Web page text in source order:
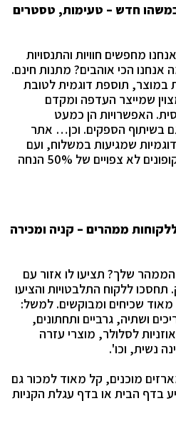
חדש – טעימות, טסטרים
מחפשים חוויות והתנסויות
אנחנו הכי אוהבים? מתנות חינם.
במוצר, תוספת דוגמית לטובת
שמייצר העדפה ומקדם
האפשרויות הן כמעט
גם בשיתוף הספקים. וכן… אתר
שמגיעות במשלוח, ועם
מוצרים חדשים להתנסות או קופונים לא צפויים של 50% הנחה
ממהרים – קניה ומכירה
שלך? תציעו לו אזור עם
תחסכו ללקוח התלבטויות והציעו
מאוד שכיחים ומבוקשים. למשל:
ושתיה, גרביים ותחתונים,
לסלולר, מוצרי עזרה
נשית, וכו'.
מוכנים, קל מאוד למכור גם
בדף הבית או בדף עגלת הקניות